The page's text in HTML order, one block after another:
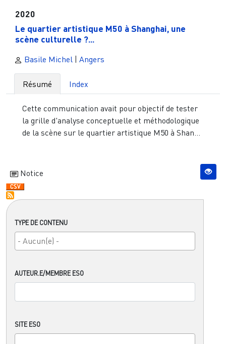
TYPE DE CONTENU
AUTEUR.E/MEMBRE ESO
SITE ESO
2020
Le quartier artistique M50 à Shanghai, une
scène culturelle ?...
Basile Michel Angers
Résumé Index
Cette communication avait pour objectif de tester
la grille d'analyse conceptuelle et méthodologique
de la scène sur le quartier artistique M50 à Shan...
Notice